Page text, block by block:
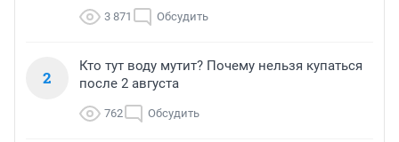
3 871 Обсудить
2
Кто тут воду мутит? Почему нельзя купаться
после 2 августа
762 Обсудить